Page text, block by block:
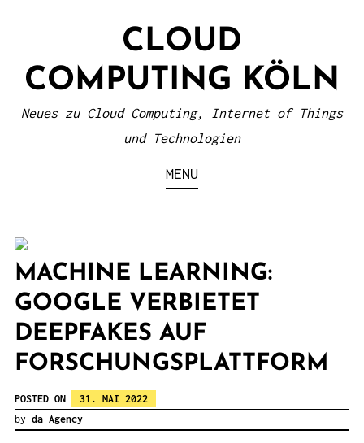
CLOUD
COMPUTING KÖLN
Neues zu Cloud Computing, Internet of Things
und Technologien
MENU
MACHINE LEARNING:
GOOGLE VERBIETET
DEEPFAKES AUF
FORSCHUNGSPLATTFORM
POSTED ON
31. MAI 2022
by da Agency